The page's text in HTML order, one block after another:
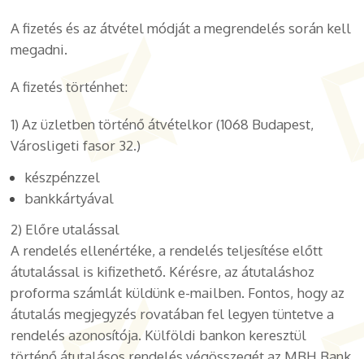
A fizetés és az átvétel módját a megrendelés során kell
megadni.
A fizetés történhet:
1) Az üzletben történő átvételkor (1068 Budapest,
Városligeti fasor 32.)
készpénzzel
bankkártyával
2) Előre utalással
A rendelés ellenértéke, a rendelés teljesítése előtt
átutalással is kifizethető. Kérésre, az átutaláshoz
proforma számlát küldünk e-mailben. Fontos, hogy az
átutalás megjegyzés rovatában fel legyen tüntetve a
rendelés azonosítója. Külföldi bankon keresztül